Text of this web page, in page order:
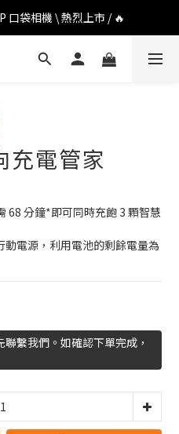
口袋相機 \ 熱烈上市 / 🔥
口袋相機 \ 熱烈上市 / 🔥
台相機 \ 熱烈上市 / 🔥
口袋相機 \ 熱烈上市 / 🔥
充電管家
68 分鐘*即可同時充飽 3 顆智慧
動電源，利用電池的剩餘電量為
繫我們。如確認下單完成，